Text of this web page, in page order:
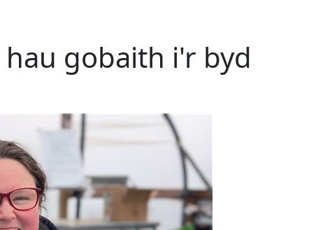
gobaith i'r byd